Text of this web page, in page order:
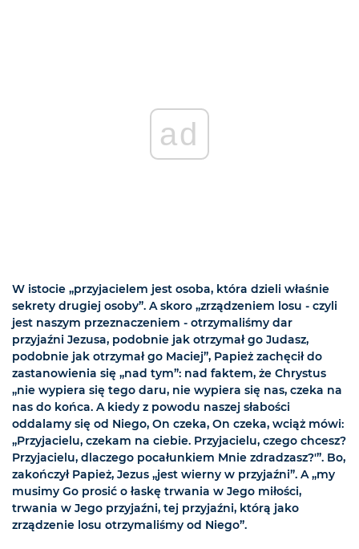
ad
W istocie „przyjacielem jest osoba, która dzieli właśnie
sekrety drugiej osoby”. A skoro „zrządzeniem losu - czyli
jest naszym przeznaczeniem - otrzymaliśmy dar
przyjaźni Jezusa, podobnie jak otrzymał go Judasz,
podobnie jak otrzymał go Maciej”, Papież zachęcił do
zastanowienia się „nad tym”: nad faktem, że Chrystus
„nie wypiera się tego daru, nie wypiera się nas, czeka na
nas do końca. A kiedy z powodu naszej słabości
oddalamy się od Niego, On czeka, On czeka, wciąż mówi:
„Przyjacielu, czekam na ciebie. Przyjacielu, czego chcesz?
Przyjacielu, dlaczego pocałunkiem Mnie zdradzasz?'”. Bo,
zakończył Papież, Jezus „jest wierny w przyjaźni”. A „my
musimy Go prosić o łaskę trwania w Jego miłości,
trwania w Jego przyjaźni, tej przyjaźni, którą jako
zrządzenie losu otrzymaliśmy od Niego”.